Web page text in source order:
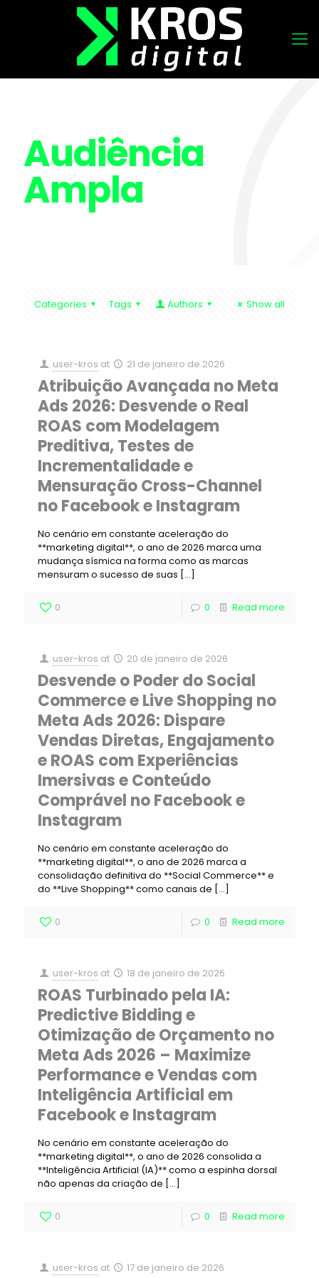
Audiência
Ampla
Categories Tags Authors Show all
user-kros at 21 de janeiro de 2026
Atribuição Avançada no Meta
Ads 2026: Desvende o Real
ROAS com Modelagem
Preditiva, Testes de
Incrementalidade e
Mensuração Cross-Channel
no Facebook e Instagram
No cenário em constante aceleração do
**marketing digital**, o ano de 2026 marca uma
mudança sísmica na forma como as marcas
mensuram o sucesso de suas […]
0 0 Read more
user-kros at 20 de janeiro de 2026
Desvende o Poder do Social
Commerce e Live Shopping no
Meta Ads 2026: Dispare
Vendas Diretas, Engajamento
e ROAS com Experiências
Imersivas e Conteúdo
Comprável no Facebook e
Instagram
No cenário em constante aceleração do
**marketing digital**, o ano de 2026 marca a
consolidação definitiva do **Social Commerce** e
do **Live Shopping** como canais de […]
0 0 Read more
user-kros at 18 de janeiro de 2026
ROAS Turbinado pela IA:
Predictive Bidding e
Otimização de Orçamento no
Meta Ads 2026 – Maximize
Performance e Vendas com
Inteligência Artificial em
Facebook e Instagram
No cenário em constante aceleração do
**marketing digital**, o ano de 2026 consolida a
**Inteligência Artificial (IA)** como a espinha dorsal
não apenas da criação de […]
0 0 Read more
user-kros at 17 de janeiro de 2026